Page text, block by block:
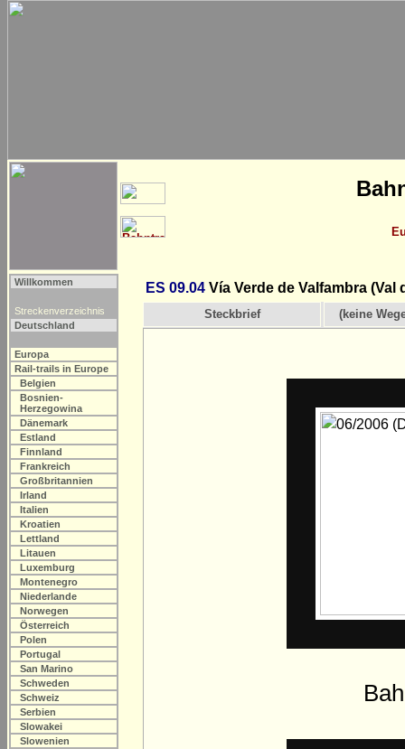
Willkommen
Streckenverzeichnis
Deutschland
Europa
Rail-trails in Europe
Belgien
Bosnien-
Herzegowina
Dänemark
Estland
Finnland
Frankreich
Großbritannien
Irland
Italien
Kroatien
Lettland
Litauen
Luxemburg
Montenegro
Niederlande
Norwegen
Österreich
Polen
Portugal
San Marino
Schweden
Schweiz
Serbien
Slowakei
Slowenien
ES 09.04 Vía Verde de Valfambra (Val
Steckbrief (keine